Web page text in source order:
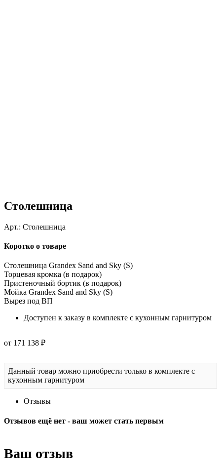
Столешница
Арт.: Столешница
Коротко о товаре
Столешница Grandex Sand and Sky (S)
Торцевая кромка (в подарок)
Пристеночный бортик (в подарок)
Мойка Grandex Sand and Sky (S)
Вырез под ВП
Доступен к заказу в комплекте с кухонным гарнитуром
от 171 138 ₽
Данный товар можно приобрести только в комплекте с
кухонным гарнитуром
Отзывы
Отзывов ещё нет - ваш может стать первым
Ваш отзыв